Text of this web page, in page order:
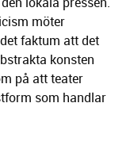
möter
faktum att det
konsten
på att teater
som handlar